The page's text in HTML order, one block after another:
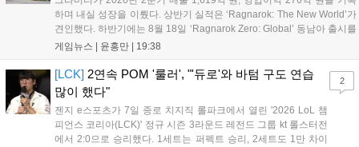
하며 내실 성장을 이뤘다. 상반기 실적은 ‘Ragnarok: The New World’가
견인했다. 하반기에는 8월 18일 ‘Ragnarok Zero: Global’ 동남아 출시를
시작으로 9월 3일 ‘달려라 헤베레케 EX’, 9월 22일 ‘갈바테인’ 등 다양한
이’ 출시가 예정돼 있으며, 2027년에는 ‘Ragnarok 3’ 등 대작을 글로벌
출시할 계획이다. 그라비티는 조인트벤처 설립과 라그나로크 에코 시스
템 구축을 통해 신성장 동력을 확보할 방침이다....
게임뉴스 | 윤홍만 19:38
[LCK] 2연속 POM '룰러', "'듀로'와 바텀 구도 연습
많이 했다"
젠지 e스포츠가 7일 종로 치지직 롤파크에서 열린 '2026 LoL 챔
피언스 코리아(LCK)' 정규 시즌 3라운드 레전드 그룹 kt 롤스터전
에서 2:0으로 승리했다. 1세트는 퍼펙트 승리, 2세트도 1만 차이
2